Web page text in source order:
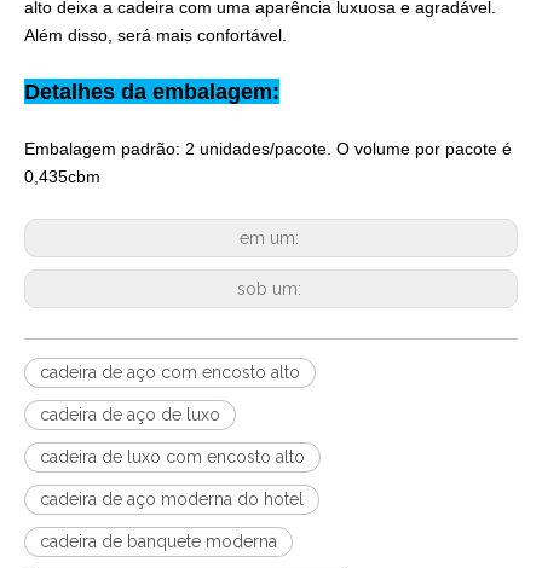
alto deixa a cadeira com uma aparência luxuosa e agradável.
Além disso, será mais confortável.
Detalhes da embalagem:
Embalagem padrão: 2 unidades/pacote. O volume por pacote é
0,435cbm
em um:
sob um:
cadeira de aço com encosto alto
cadeira de aço de luxo
cadeira de luxo com encosto alto
cadeira de aço moderna do hotel
cadeira de banquete moderna